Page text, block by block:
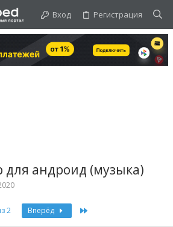
Вход Регистрация
андроид (музыка)
2 Вперёд